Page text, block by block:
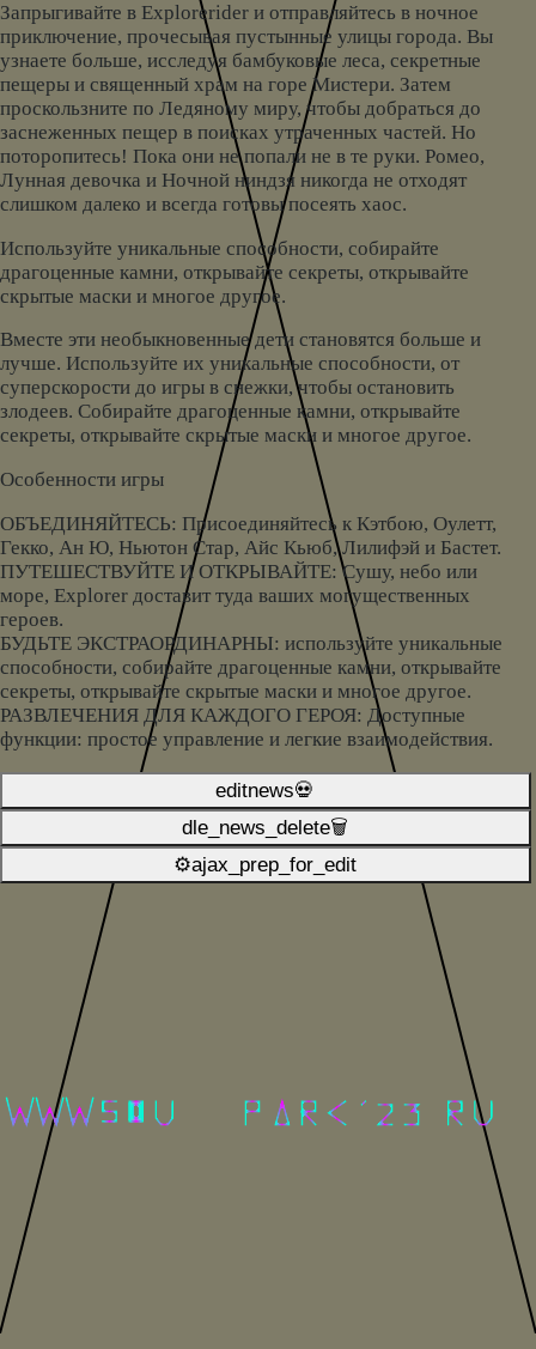
Запрыгивайте в Explorerider и отправляйтесь в ночное
приключение, прочесывая пустынные улицы города. Вы
узнаете больше, исследуя бамбуковые леса, секретные
пещеры и священный храм на горе Мистери. Затем
проскользните по Ледяному миру, чтобы добраться до
заснеженных пещер в поисках утраченных частей. Но
поторопитесь! Пока они не попали не в те руки. Ромео,
Лунная девочка и Ночной ниндзя никогда не отходят
слишком далеко и всегда готовы посеять хаос.
Используйте уникальные способности, собирайте
драгоценные камни, открывайте секреты, открывайте
скрытые маски и многое другое.
Вместе эти необыкновенные дети становятся больше и
лучше. Используйте их уникальные способности, от
суперскорости до игры в снежки, чтобы остановить
злодеев. Собирайте драгоценные камни, открывайте
секреты, открывайте скрытые маски и многое другое.
Особенности игры
ОБЪЕДИНЯЙТЕСЬ: Присоединяйтесь к Кэтбою, Оулетт,
Гекко, Ан Ю, Ньютон Стар, Айс Кьюб, Лилифэй и Бастет.
ПУТЕШЕСТВУЙТЕ И ОТКРЫВАЙТЕ: Сушу, небо или
море, Explorer доставит туда ваших могущественных
героев.
БУДЬТЕ ЭКСТРАОРДИНАРНЫ: используйте уникальные
способности, собирайте драгоценные камни, открывайте
секреты, открывайте скрытые маски и многое другое.
РАЗВЛЕЧЕНИЯ ДЛЯ КАЖДОГО ГЕРОЯ: Доступные
функции: простое управление и легкие взаимодействия.
editnews💀
dle_news_delete🗑️
⚙ajax_prep_for_edit️